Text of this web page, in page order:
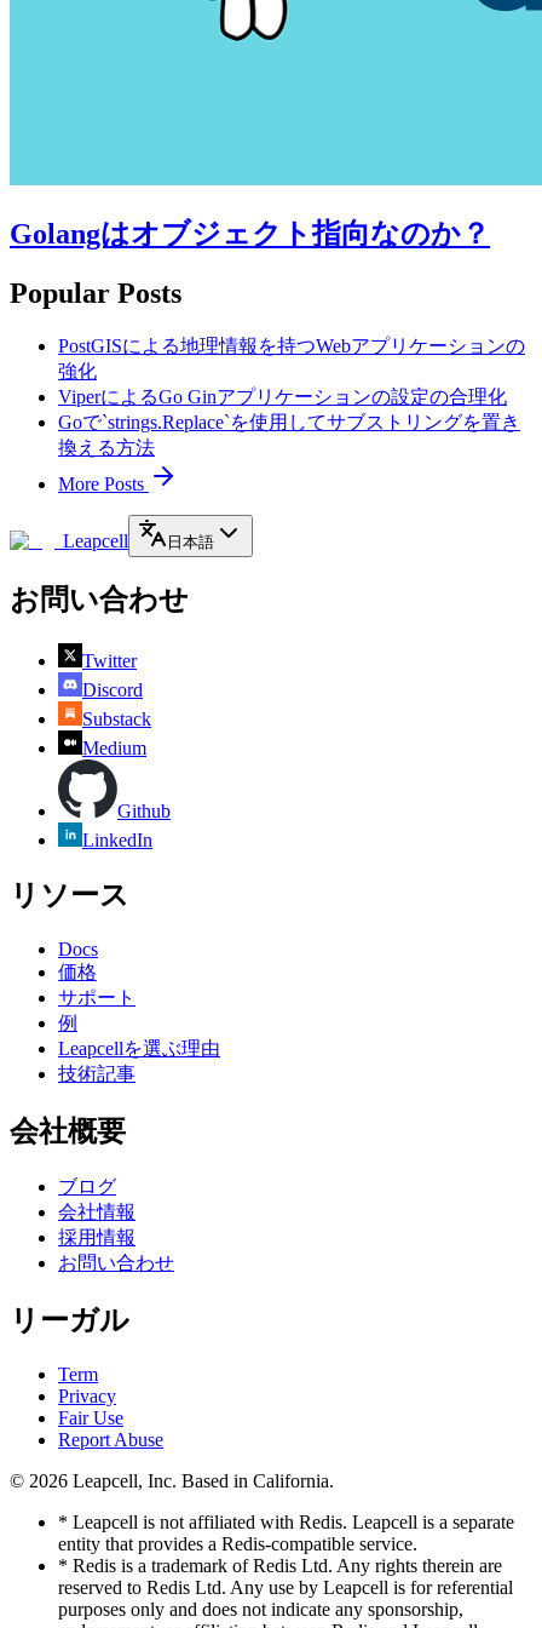
Golangはオブジェクト指向なのか？
Popular Posts
PostGISによる地理情報を持つWebアプリケーションの
強化
ViperによるGo Ginアプリケーションの設定の合理化
Goで`strings.Replace`を使用してサブストリングを置き
換える方法
More Posts
Leapcell 日本語
お問い合わせ
Twitter
Discord
Substack
Medium
Github
LinkedIn
リソース
Docs
価格
サポート
例
Leapcellを選ぶ理由
技術記事
会社概要
ブログ
会社情報
採用情報
お問い合わせ
リーガル
Term
Privacy
Fair Use
Report Abuse
© 2026 Leapcell, Inc. Based in California.
* Leapcell is not affiliated with Redis. Leapcell is a separate
entity that provides a Redis-compatible service.
* Redis is a trademark of Redis Ltd. Any rights therein are
reserved to Redis Ltd. Any use by Leapcell is for referential
purposes only and does not indicate any sponsorship,